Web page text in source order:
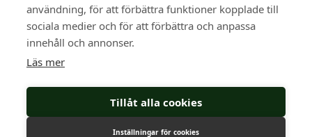
användning, för att förbättra funktioner kopplade till
sociala medier och för att förbättra och anpassa
innehåll och annonser.
Läs mer
Tillåt alla cookies
Inställningar för cookies
FAQ
Om oss
Facebook